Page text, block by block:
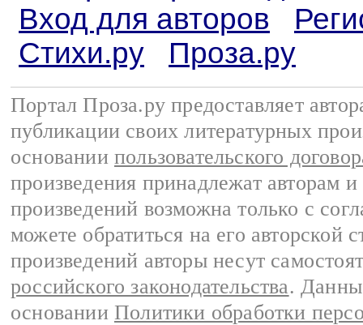
Вход для авторов
Стихи.ру
Проза.ру
Портал Проза.ру предоставляет
публикации своих литературных
основании пользовательского
произведения принадлежат авторам
произведений возможна только с
можете обратиться на его авторской
произведений авторы несут
российского законодательства.
основании Политики обработки